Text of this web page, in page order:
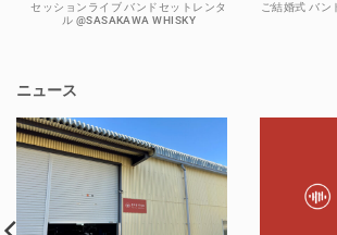
セッションライブ バンドセットレンタ
ル @SASAKAWA WHISKY
ご結婚式 バン
ニュース